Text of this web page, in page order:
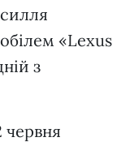
«Lexus
з
червня